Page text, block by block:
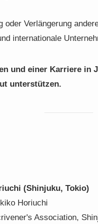
oder Verlängerung
internationale
und einer Karriere in
unterstützen.
(Shinjuku, Tokio)
Horiuchi
Association,